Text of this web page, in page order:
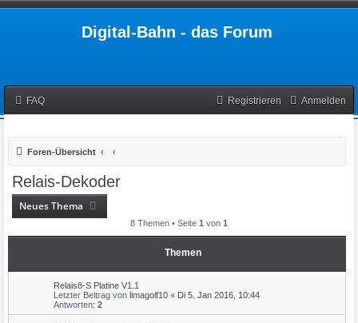
Digital-Bahn - das Forum
FAQ Anmelden
Registrieren
Foren-Übersicht
Relais-Dekoder
Neues Thema
8 Themen • Seite 1 von 1
Themen
Relais8-S Platine V1.1
Letzter Beitrag von limagolf10 « Di 5. Jan 2016, 10:44
Antworten: 2